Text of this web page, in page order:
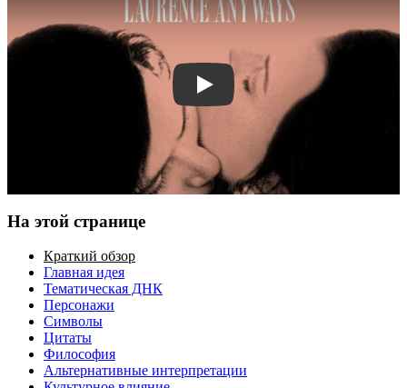
Смотреть трейлер
На этой странице
Краткий обзор
Главная идея
Тематическая ДНК
Персонажи
Символы
Цитаты
Философия
Альтернативные интерпретации